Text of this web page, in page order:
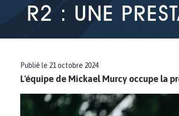
R2 : UNE
Publié le 21 octobre 2024
L'équipe de Mickael Murcy occupe la